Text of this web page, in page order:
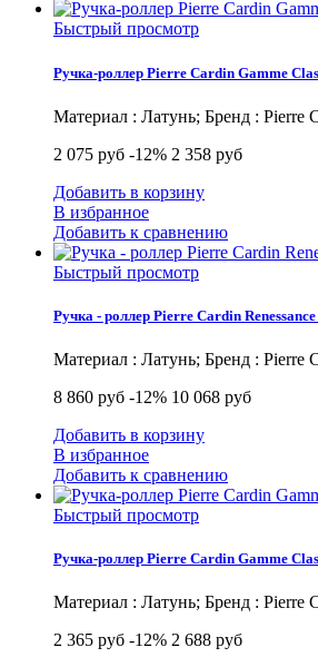
Быстрый просмотр
Ручка-роллер Pierre Cardin Gamme
Материал : Латунь; Бренд : Pierre
2 075 руб -12% 2 358 руб
Добавить в корзину
В избранное
Добавить к сравнению
Быстрый просмотр
Ручка - роллер Pierre Cardin
Материал : Латунь; Бренд : Pierre
8 860 руб -12% 10 068 руб
Добавить в корзину
В избранное
Добавить к сравнению
Быстрый просмотр
Ручка-роллер Pierre Cardin Gamme
Материал : Латунь; Бренд : Pierre
2 365 руб -12% 2 688 руб